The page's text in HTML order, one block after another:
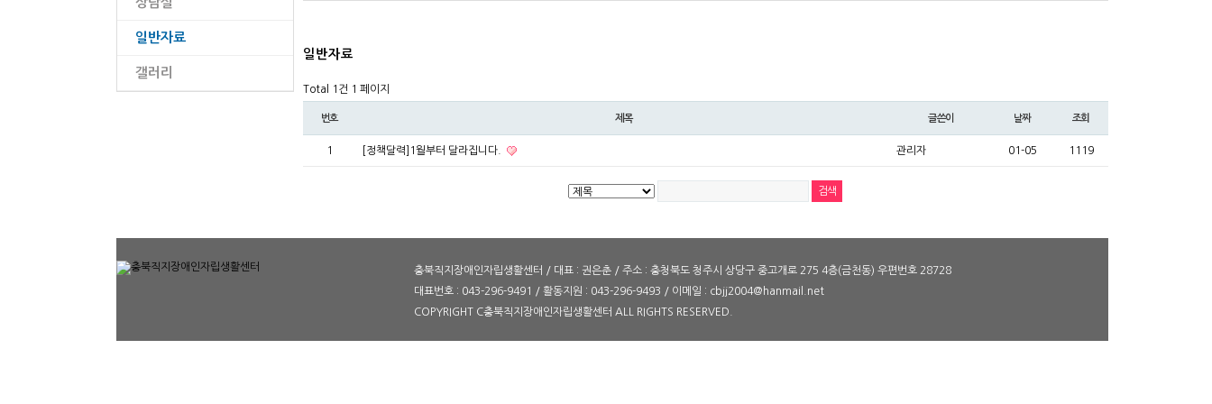
일반자료
갤러리
일반자료
Total 1건 1 페이지
번호 제목 글쓴이 날짜 조회
1 [정책달력]1월부터 달라집니다. 관리자 01-05 1119
충북직지장애인자립생활센터 / 대표 : 권은춘 / 주소 : 충청북도 청주시 상당구 중고개로 275 4층(금천동) 우편번호 28728
대표번호 : 043-296-9491 / 활동지원 : 043-296-9493 / 이메일 : cbjj2004@hanmail.net
COPYRIGHT C충북직지장애인자립생활센터 ALL RIGHTS RESERVED.